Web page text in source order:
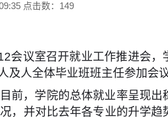
点击数： 149
会议室召开就业工作推进会，
人全体毕业班班主任参加会议
前，学院的总体就业率呈现出
，并对比去年各专业的升学趋